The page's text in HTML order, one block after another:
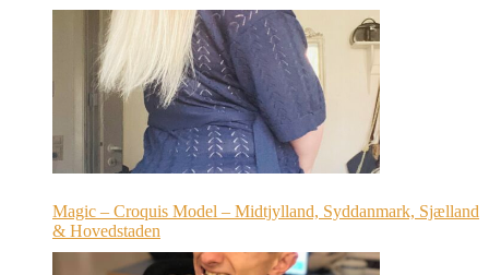
Magic – Croquis Model – Midtjylland, Syddanmark, Sjælland
& Hovedstaden